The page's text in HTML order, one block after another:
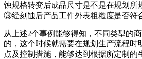
蚀规格转变后成品尺寸是不是在规划所
③经刻蚀后产品工件外表粗糙度是否符
从上述2个事例能够得知，不同类型的
的，这个时候就需要在规划生产流程时
点及控制措施，能够达到根据所定制的